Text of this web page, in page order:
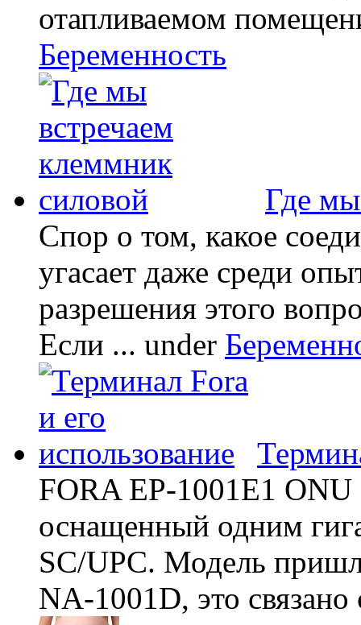
отапливаемом
Беременность
Где
Спор о том, какое
угасает даже среди
разрешения этого
Если ... under
FORA EP-1001E1 ONU
оснащенный одним
SC/UPC. Модель
NA-1001D, это связано